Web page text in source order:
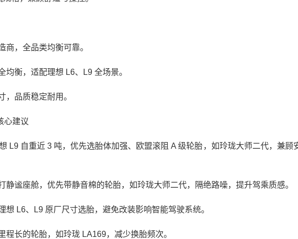
，全品类均衡可靠。
衡，适配理想 L6、L9 全场景。
品质稳定耐用。
建议
L9 自重近 3 吨，优先选胎体加强、欧盟滚阻 A 级轮胎，如玲珑大师二代，兼顾
静谧座舱，优先带静音棉的轮胎，如玲珑大师二代，隔绝路噪，提升驾乘质感。
想 L6、L9 原厂尺寸选胎，避免改装影响智能驾驶系统。
程长的轮胎，如玲珑 LA169，减少换胎频次。